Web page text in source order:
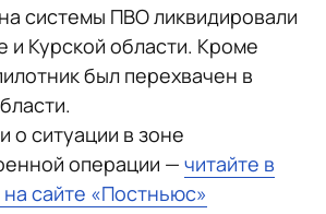
системы ПВО ликвидировали
и Курской области. Кроме
был перехвачен в
о ситуации в зоне
операции — читайте в
сайте «Постньюс»